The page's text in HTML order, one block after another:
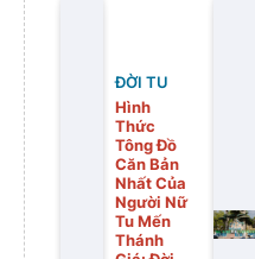
ĐỜI TU
Hình
Thức
Tông Đồ
Căn Bản
Nhất Của
Người Nữ
Tu Mến
Thánh